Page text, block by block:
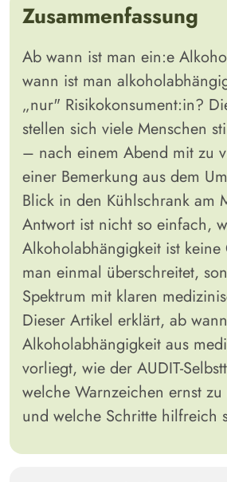
Zusammenfassung
Ab wann ist man ein:e
wann ist man
„nur" Risikokonsument:in?
stellen sich viele Menschen
– nach einem Abend mit zu
einer Bemerkung aus dem
Blick in den Kühlschrank am
Antwort ist nicht so einfach,
Alkoholabhängigkeit ist
man einmal überschreitet,
Spektrum mit klaren
Dieser Artikel erklärt, ab
Alkoholabhängigkeit aus
vorliegt, wie der AUDIT-
welche Warnzeichen ernst
und welche Schritte hilfreich